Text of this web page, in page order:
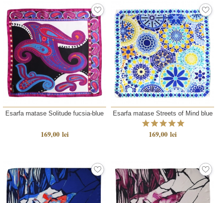
Esarfa matase Solitude fucsia-blue
169,00 lei
Esarfa matase Streets of Mind blue
169,00 lei